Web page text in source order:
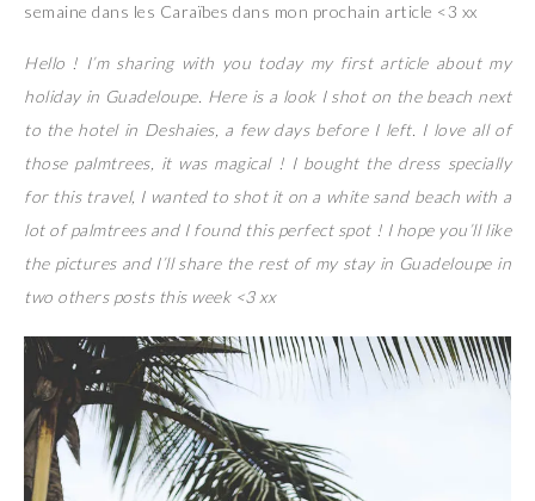
semaine dans les Caraïbes dans mon prochain article <3 xx
Hello ! I’m sharing with you today my first article about my
holiday in Guadeloupe. Here is a look I shot on the beach next
to the hotel in Deshaies, a few days before I left. I love all of
those palmtrees, it was magical ! I bought the dress specially
for this travel, I wanted to shot it on a white sand beach with a
lot of palmtrees and I found this perfect spot ! I hope you’ll like
the pictures and I’ll share the rest of my stay in Guadeloupe in
two others posts this week <3 xx